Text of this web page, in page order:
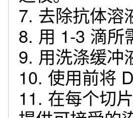
7. 去除抗体溶
8. 用 1-3 滴所
9. 用洗涤缓冲
10. 使用前将
11. 在每个切